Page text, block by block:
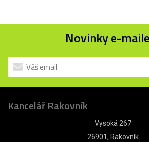
Novinky e-
Kancelář Rakovník
Vysoká 267
26901, Rakovník